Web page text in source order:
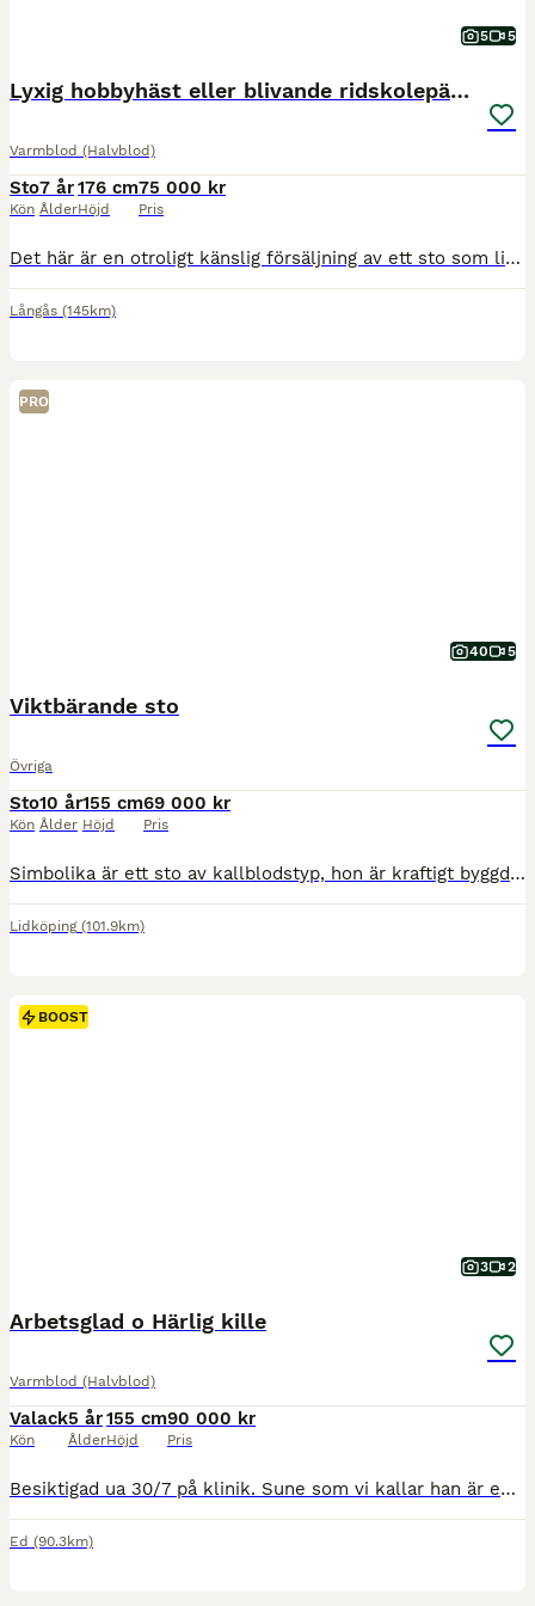
5 5
Lyxig hobbyhäst eller blivande ridskolepärla
Varmblod (Halvblod)
Sto
Kön
7 år
Ålder
176 cm
Höjd
75 000 kr
Pris
Det här är en otroligt känslig försäljning av ett sto som ligger mig väldigt varmt om hjärtat. Jag har ägt henne sedan hon var 3 år gammal, men på grund av att tiden inte räcker till nu när jag har ett litet barn har jag tagit det tunga beslutet att hitta hennes nästa hem. Temperament & Ridning Clara är en fantastisk tjej som passar perfekt som en lyxig hobbyhäst eller ti
Långås (145km)
PRO
40 5
Viktbärande sto
Övriga
Sto
Kön
10 år
Ålder
155 cm
Höjd
69 000 kr
Pris
Simbolika är ett sto av kallblodstyp, hon är kraftigt byggd, är pigg att rida, hon är ganska välutbildad. I ridningen kräver hon en rutinerad ryttare, hon kan testa sin ryttare. Hon har gått med här i
Lidköping (101.9km)
BOOST
3 2
Arbetsglad o Härlig kille
Varmblod (Halvblod)
Valack
Kön
5 år
Ålder
155 cm
Höjd
90 000 kr
Pris
Besiktigad ua 30/7 på klinik. Sune som vi kallar han är en väldigt mysig kille. Han är född här och hans mamma går i ridskolan. Tanken var att han skulle bli ridskolehäst också men han kommer passa bättre med en o samma ryttare. Han är rolig att rida men kan vara pigg och o ibland reaktiv. Han är väldigt snäll att rida ut och kan gå först men behöver mer rutin, inte rädd
Ed (90.3km)